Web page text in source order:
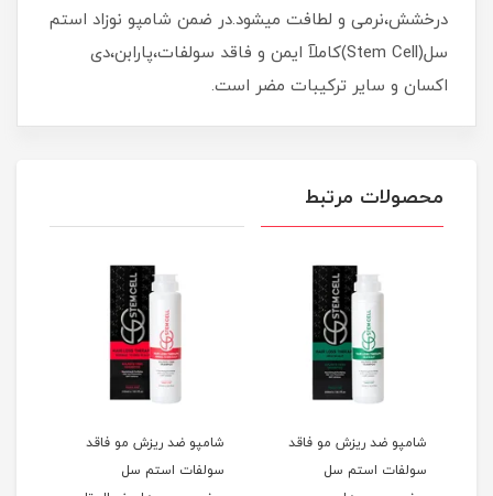
درخشش،نرمی و لطافت میشود.در ضمن شامپو نوزاد استم
سل(Stem Cell)کاملآ ایمن و فاقد سولفات،پارابن،دی
اکسان و سایر ترکیبات مضر است.
محصولات مرتبط
شامپو ضد ریزش مو فاقد
سولفات استم سل
شامپو ضد ریزش مو فاقد
سولفات استم سل